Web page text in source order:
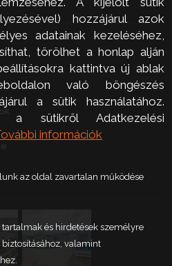
hozzájárul azok
adatainak kezeléséhez,
törölhet a honlap alján
kattintva új ablak
való böngészés
a sütik használatához.
a sütikről Adatkezelési
információk
az oldal zavartalan működése
és hirdetések személyre
valamint